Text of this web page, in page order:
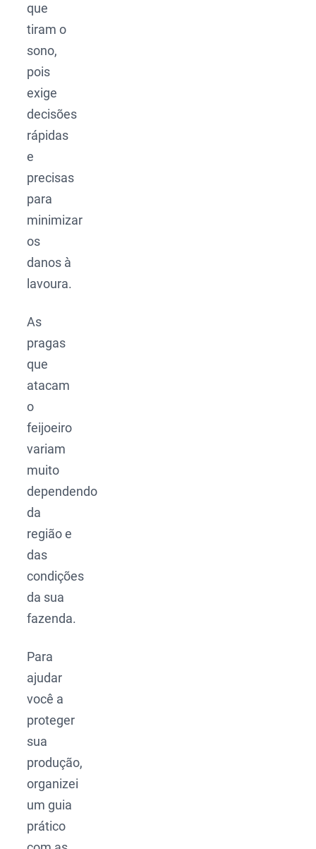
que
tiram o
sono,
pois
exige
decisões
rápidas
e
precisas
para
minimizar
os
danos à
lavoura.
As
pragas
que
atacam
o
feijoeiro
variam
muito
dependendo
da
região e
das
condições
da sua
fazenda.
Para
ajudar
você a
proteger
sua
produção,
organizei
um guia
prático